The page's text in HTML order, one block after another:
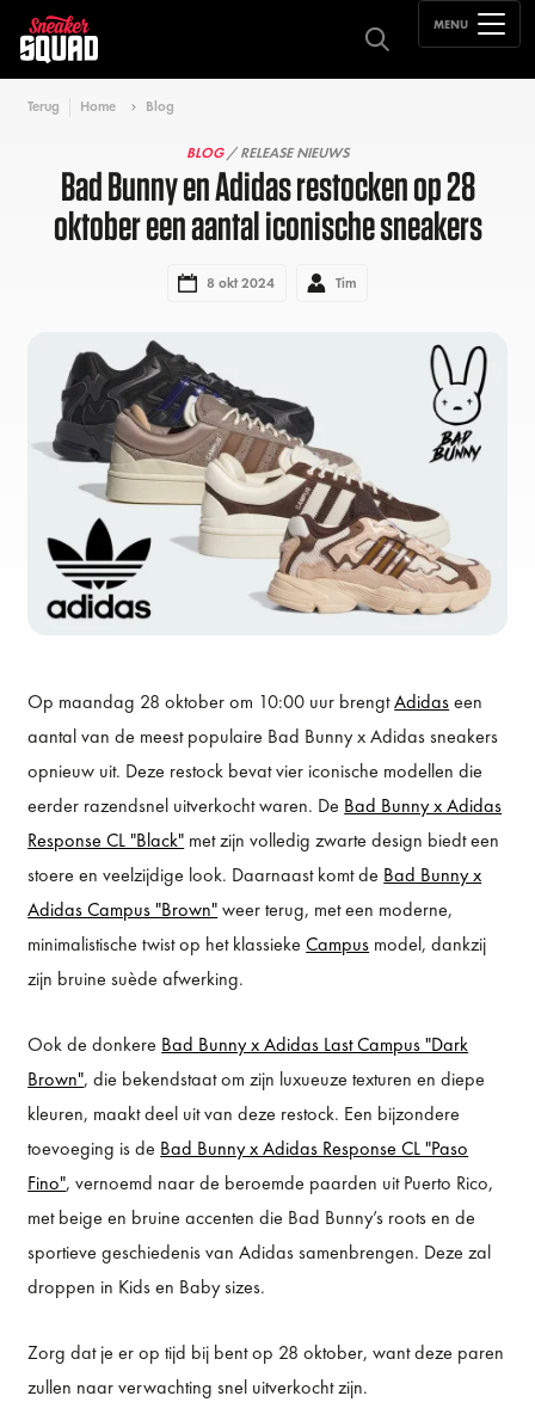
MENU
Terug Home Blog
BLOG/ RELEASE NIEUWS
Bad Bunny en Adidas restocken op 28
oktober een aantal iconische sneakers
8 okt 2024 Tim
Op maandag 28 oktober om 10:00 uur brengtAdidaseen
aantal van de meest populaire Bad Bunny x Adidas sneakers
opnieuw uit. Deze restock bevat vier iconische modellen die
eerder razendsnel uitverkocht waren. De Bad Bunny x Adidas
Response CL "Black" met zijn volledig zwarte design biedt een
stoere en veelzijdige look. Daarnaast komt de Bad Bunny x
Adidas Campus "Brown"weer terug, met een moderne,
minimalistische twist op het klassiekeCampus model, dankzij
zijn bruine suède afwerking.
Ook de donkere Bad Bunny x Adidas Last Campus "Dark
Brown", die bekendstaat om zijn luxueuze texturen en diepe
kleuren, maakt deel uit van deze restock. Een bijzondere
toevoeging is de Bad Bunny x Adidas Response CL "Paso
Fino", vernoemd naar de beroemde paarden uit Puerto Rico,
met beige en bruine accenten die Bad Bunny’s roots en de
sportieve geschiedenis van Adidas samenbrengen. Deze zal
droppen in Kids en Baby sizes.
Zorg dat je er op tijd bij bent op 28 oktober, want deze paren
zullen naar verwachting snel uitverkocht zijn.